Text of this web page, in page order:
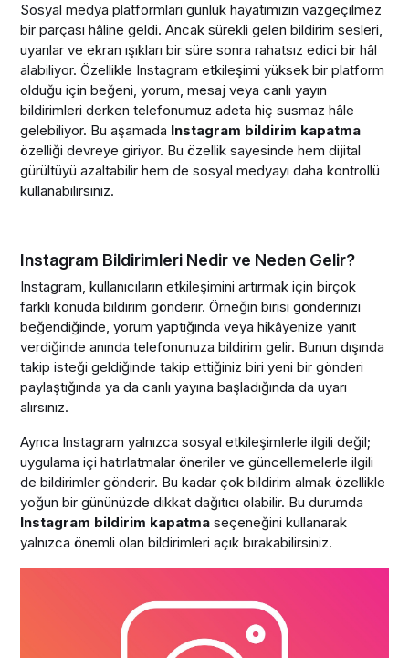
Sosyal medya platformları günlük hayatımızın vazgeçilmez
bir parçası hâline geldi. Ancak sürekli gelen bildirim sesleri,
uyarılar ve ekran ışıkları bir süre sonra rahatsız edici bir hâl
alabiliyor. Özellikle Instagram etkileşimi yüksek bir platform
olduğu için beğeni, yorum, mesaj veya canlı yayın
bildirimleri derken telefonumuz adeta hiç susmaz hâle
gelebiliyor. Bu aşamada Instagram bildirim kapatma
özelliği devreye giriyor. Bu özellik sayesinde hem dijital
gürültüyü azaltabilir hem de sosyal medyayı daha kontrollü
kullanabilirsiniz.
Instagram Bildirimleri Nedir ve Neden Gelir?
Instagram, kullanıcıların etkileşimini artırmak için birçok
farklı konuda bildirim gönderir. Örneğin birisi gönderinizi
beğendiğinde, yorum yaptığında veya hikâyenize yanıt
verdiğinde anında telefonunuza bildirim gelir. Bunun dışında
takip isteği geldiğinde takip ettiğiniz biri yeni bir gönderi
paylaştığında ya da canlı yayına başladığında da uyarı
alırsınız.
Ayrıca Instagram yalnızca sosyal etkileşimlerle ilgili değil;
uygulama içi hatırlatmalar öneriler ve güncellemelerle ilgili
de bildirimler gönderir. Bu kadar çok bildirim almak özellikle
yoğun bir gününüzde dikkat dağıtıcı olabilir. Bu durumda
Instagram bildirim kapatma seçeneğini kullanarak
yalnızca önemli olan bildirimleri açık bırakabilirsiniz.